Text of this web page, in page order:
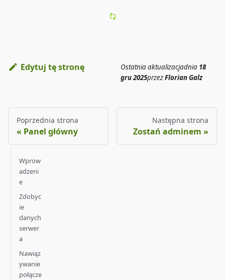
Edytuj tę stronę Ostatnia aktualizacjadnia 18
gru 2025przezFlorian Galz
Poprzednia strona
Panel główny
Następna strona
Zostań adminem
Wprow
adzeni
e
Zdobyc
ie
danych
serwer
a
Nawiąz
ywanie
połącze